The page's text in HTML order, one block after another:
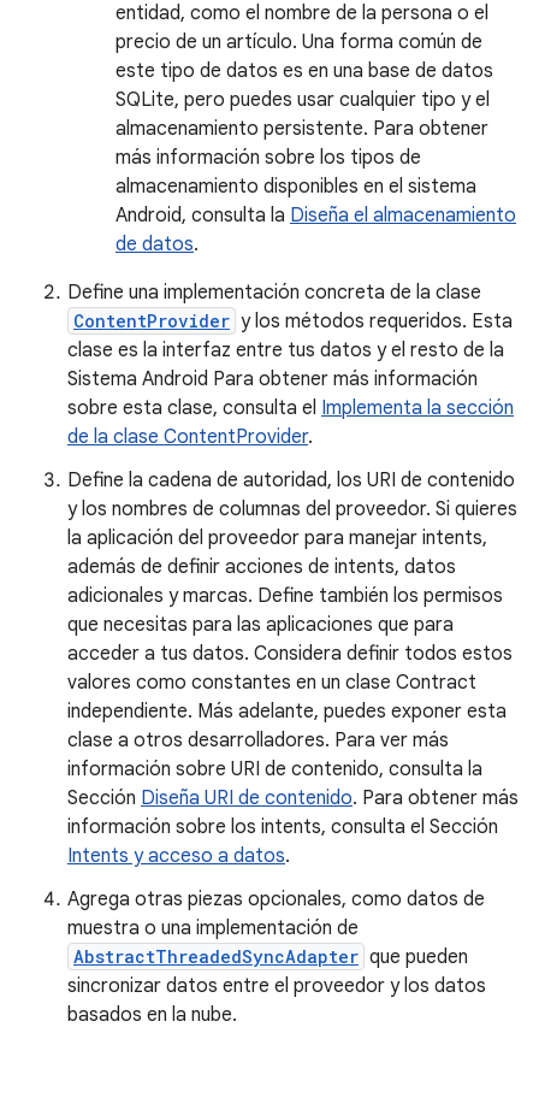
entidad, como el nombre de la persona o el
precio de un artículo. Una forma común de
este tipo de datos es en una base de datos
SQLite, pero puedes usar cualquier tipo y el
almacenamiento persistente. Para obtener
más información sobre los tipos de
almacenamiento disponibles en el sistema
Android, consulta la Diseña el almacenamiento
de datos.
Define una implementación concreta de la clase
ContentProvider y los métodos requeridos. Esta
clase es la interfaz entre tus datos y el resto de la
Sistema Android Para obtener más información
sobre esta clase, consulta el Implementa la sección
de la clase ContentProvider.
Define la cadena de autoridad, los URI de contenido
y los nombres de columnas del proveedor. Si quieres
la aplicación del proveedor para manejar intents,
además de definir acciones de intents, datos
adicionales y marcas. Define también los permisos
que necesitas para las aplicaciones que para
acceder a tus datos. Considera definir todos estos
valores como constantes en un clase Contract
independiente. Más adelante, puedes exponer esta
clase a otros desarrolladores. Para ver más
información sobre URI de contenido, consulta la
Sección Diseña URI de contenido. Para obtener más
información sobre los intents, consulta el Sección
Intents y acceso a datos.
Agrega otras piezas opcionales, como datos de
muestra o una implementación de
AbstractThreadedSyncAdapter que pueden
sincronizar datos entre el proveedor y los datos
basados en la nube.